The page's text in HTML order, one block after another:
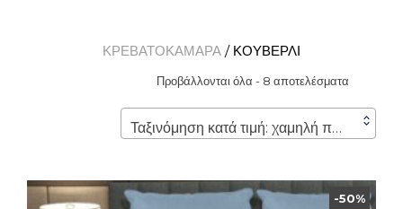
ΚΡΕΒΑΤΟΚΑΜΑΡΑ / ΚΟΥΒΕΡΛΙ
Προβάλλονται όλα - 8 αποτελέσματα
Ταξινόμηση κατά τιμή: χαμηλή προς υψηλή
-50%